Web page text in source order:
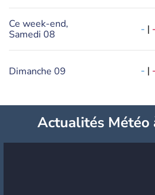
Ce week-end,
Samedi 08
- | -
Dimanche 09 - | -
Actualités Météo